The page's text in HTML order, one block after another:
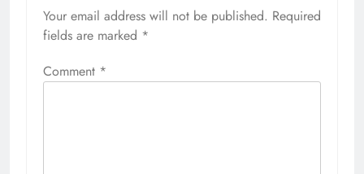
Your email address will not be published. Required
fields are marked *
Comment *